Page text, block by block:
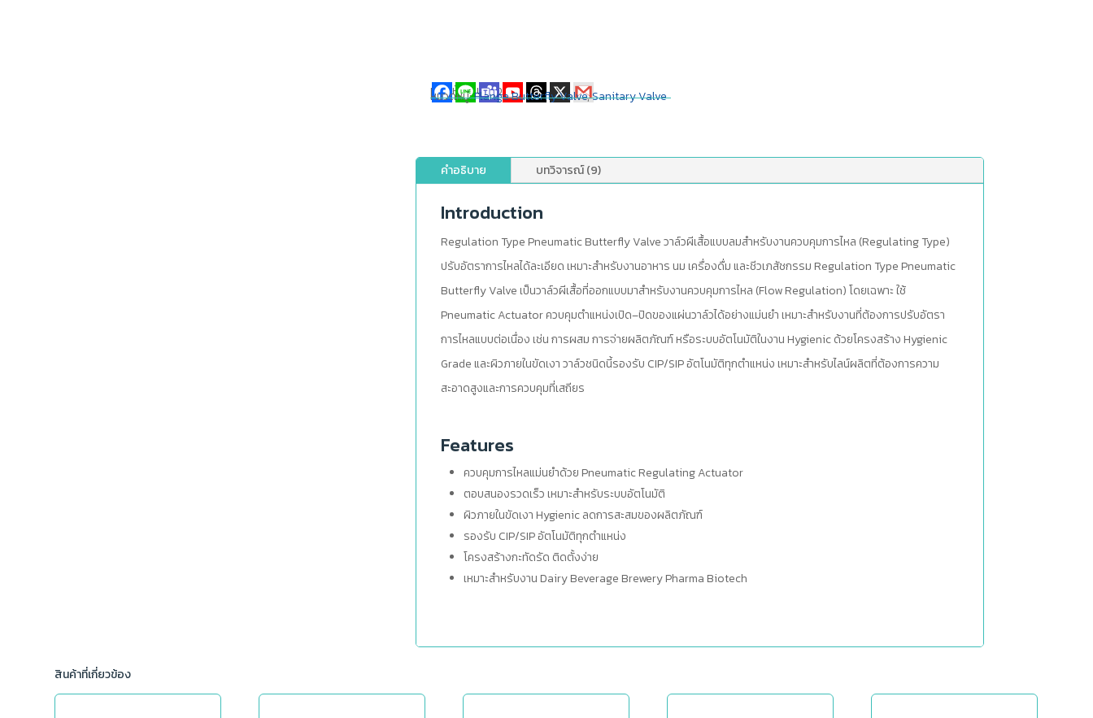
แชร์ให้เพื่อนของคุณ
หมวดหมู่:Flange Butterfly Valve,Sanitary Valve
คำอธิบาย บทวิจารณ์ (9)
Introduction
Regulation Type Pneumatic Butterfly Valve วาล์วผีเสื้อแบบลมสำหรับงานควบคุมการไหล (Regulating Type)
ปรับอัตราการไหลได้ละเอียด เหมาะสำหรับงานอาหาร นม เครื่องดื่ม และชีวเภสัชกรรม Regulation Type Pneumatic
Butterfly Valve เป็นวาล์วผีเสื้อที่ออกแบบมาสำหรับงานควบคุมการไหล (Flow Regulation) โดยเฉพาะ ใช้
Pneumatic Actuator ควบคุมตำแหน่งเปิด–ปิดของแผ่นวาล์วได้อย่างแม่นยำ เหมาะสำหรับงานที่ต้องการปรับอัตรา
การไหลแบบต่อเนื่อง เช่น การผสม การจ่ายผลิตภัณฑ์ หรือระบบอัตโนมัติในงาน Hygienic ด้วยโครงสร้าง Hygienic
Grade และผิวภายในขัดเงา วาล์วชนิดนี้รองรับ CIP/SIP อัตโนมัติทุกตำแหน่ง เหมาะสำหรับไลน์ผลิตที่ต้องการความ
สะอาดสูงและการควบคุมที่เสถียร
Features
ควบคุมการไหลแม่นยำด้วย Pneumatic Regulating Actuator
ตอบสนองรวดเร็ว เหมาะสำหรับระบบอัตโนมัติ
ผิวภายในขัดเงา Hygienic ลดการสะสมของผลิตภัณฑ์
รองรับ CIP/SIP อัตโนมัติทุกตำแหน่ง
โครงสร้างกะทัดรัด ติดตั้งง่าย
เหมาะสำหรับงาน Dairy Beverage Brewery Pharma Biotech
สินค้าที่เกี่ยวข้อง